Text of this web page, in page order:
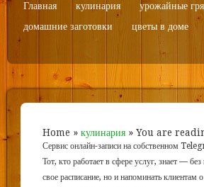
Главная кулинария урожайные
домашние заготовки
цветы в доме
Home » кулинария» You are
Сервис онлайн-записи на собственном
Тот, кто работает в сфере услуг, знает —
свое расписание, но и напоминать